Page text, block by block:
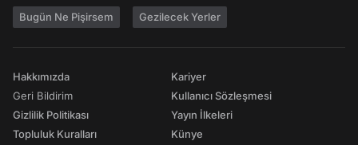
Bugün Ne Pişirsem Gezilecek Yerler
Hakkımızda
Geri Bildirim
Gizlilik Politikası
Topluluk Kuralları
Kariyer
Kullanıcı Sözleşmesi
Yayın İlkeleri
Künye